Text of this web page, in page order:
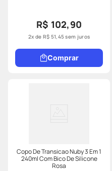
R$ 102,90
2x de R$ 51,45sem juros
Comprar
Copo De Transicao Nuby 3 Em 1
240ml Com Bico De Silicone
Rosa